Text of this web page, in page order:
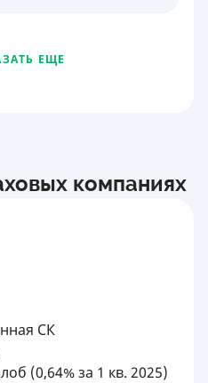
ЕЩЕ
компаниях
СК
(0,64% за 1 кв. 2025)